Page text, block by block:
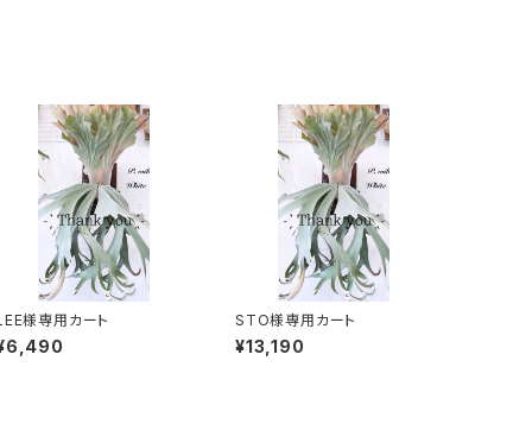
様専用カート STO様専用カート
¥13,190